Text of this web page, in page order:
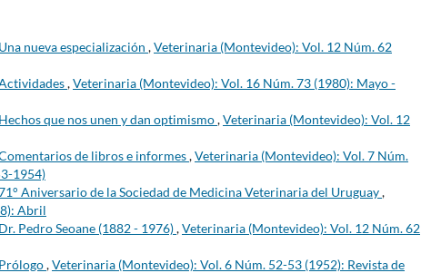
Una nueva especialización ,Veterinaria (Montevideo): Vol. 12 Núm. 62
,Veterinaria (Montevideo): Vol. 16 Núm. 73 (1980): Mayo -
Hechos que nos unen y dan optimismo,Veterinaria (Montevideo): Vol. 12
de libros e informes,Veterinaria (Montevideo): Vol. 7 Núm.
1954)
Aniversario de la Sociedad de Medicina Veterinaria del Uruguay,
Abril
Dr. Pedro Seoane (1882 - 1976),Veterinaria (Montevideo): Vol. 12 Núm. 62
Prólogo,Veterinaria (Montevideo): Vol. 6 Núm. 52-53 (1952): Revista de